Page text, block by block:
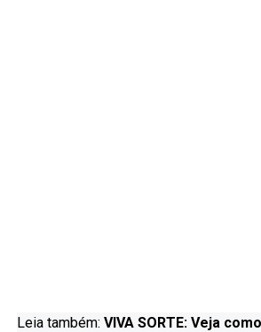
Leia também: VIVA SORTE: Veja